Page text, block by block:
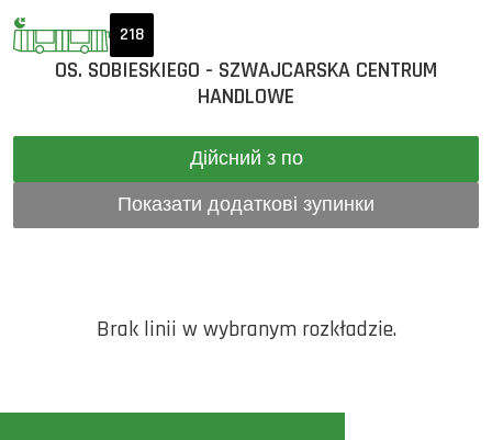
218
OS. SOBIESKIEGO - SZWAJCARSKA CENTRUM
HANDLOWE
Дійсний з по
Показати додаткові зупинки
Brak linii w wybranym rozkładzie.